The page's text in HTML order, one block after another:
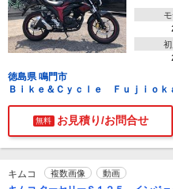
徳島県 鳴門市
Ｂｉｋｅ＆Ｃｙｃｌｅ Ｆｕｊｉｏｋ
無料 お見積り/お問合せ
キムコ 複数画像 動画